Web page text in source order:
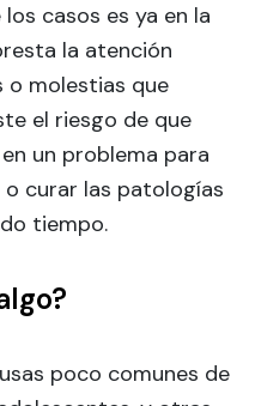
casos es ya en la
la atención
o molestias que
el riesgo de que
un problema para
curar las patologías
tiempo.
poco comunes de